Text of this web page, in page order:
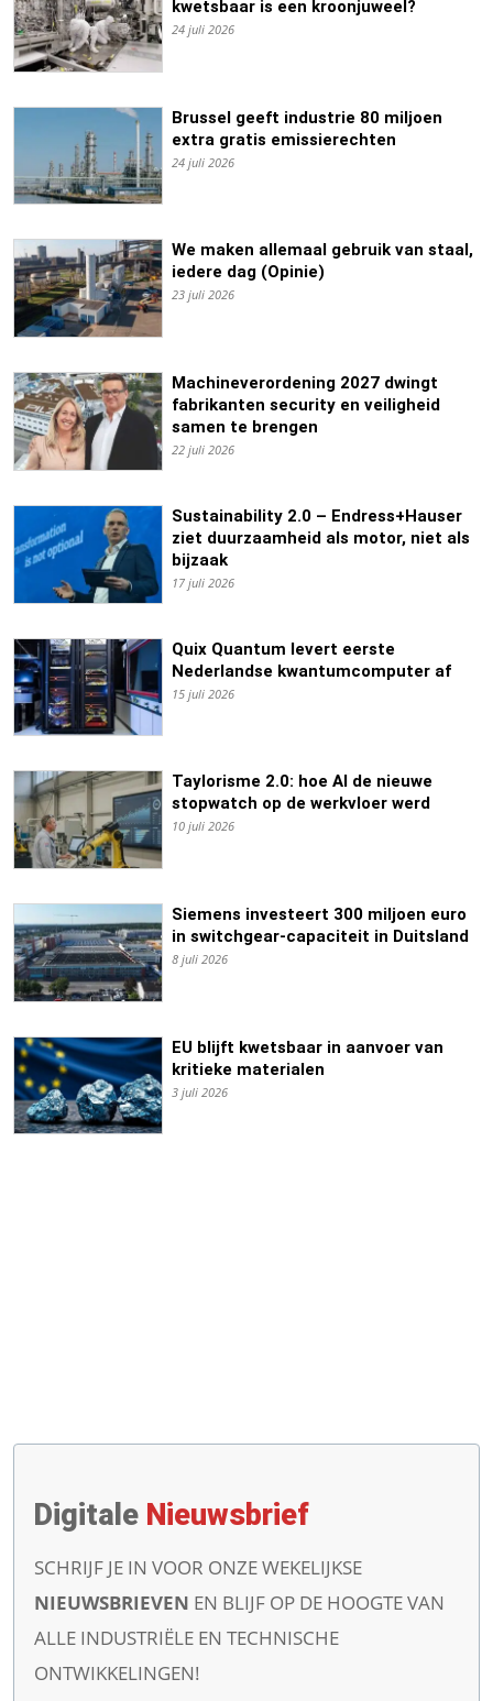
kwetsbaar is een kroonjuweel?
24 juli 2026
Brussel geeft industrie 80 miljoen
extra gratis emissierechten
24 juli 2026
We maken allemaal gebruik van staal,
iedere dag (Opinie)
23 juli 2026
Machineverordening 2027 dwingt
fabrikanten security en veiligheid
samen te brengen
22 juli 2026
Sustainability 2.0 – Endress+Hauser
ziet duurzaamheid als motor, niet als
bijzaak
17 juli 2026
Quix Quantum levert eerste
Nederlandse kwantumcomputer af
15 juli 2026
Taylorisme 2.0: hoe AI de nieuwe
stopwatch op de werkvloer werd
10 juli 2026
Siemens investeert 300 miljoen euro
in switchgear-capaciteit in Duitsland
8 juli 2026
EU blijft kwetsbaar in aanvoer van
kritieke materialen
3 juli 2026
Digitale Nieuwsbrief
SCHRIJF JE IN VOOR ONZE WEKELIJKSE
NIEUWSBRIEVEN EN BLIJF OP DE HOOGTE VAN
ALLE INDUSTRIËLE EN TECHNISCHE
ONTWIKKELINGEN!